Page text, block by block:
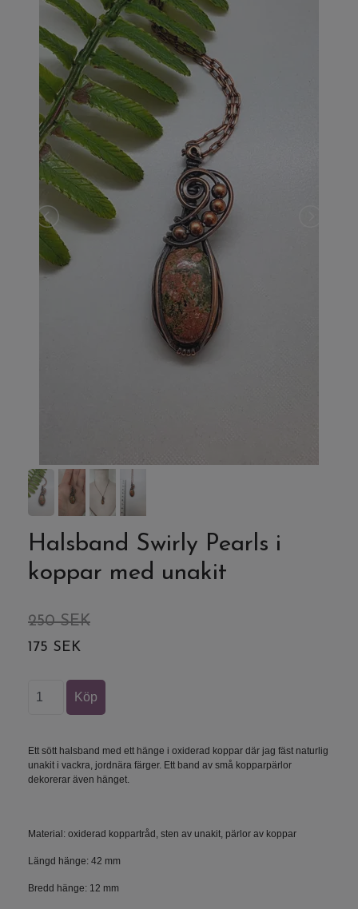
Halsband Swirly Pearls i
koppar med unakit
250 SEK
175 SEK
Ett sött halsband med ett hänge i oxiderad koppar där jag fäst naturlig
unakit i vackra, jordnära färger. Ett band av små kopparpärlor
dekorerar även hänget.
Material: oxiderad koppartråd, sten av unakit, pärlor av koppar
Längd hänge: 42 mm
Bredd hänge: 12 mm